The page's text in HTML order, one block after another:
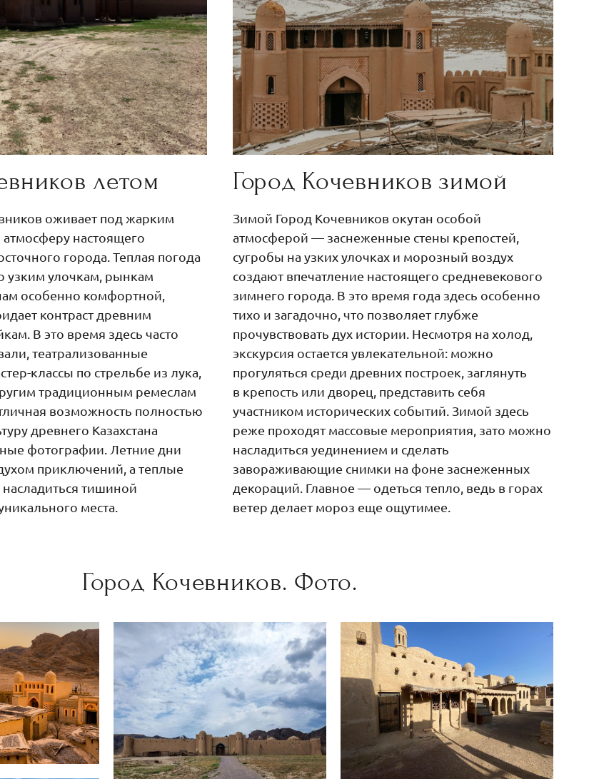
летом
оживает под жарким
настоящего
города. Теплая погода
узким улочкам, рынкам
особенно комфортной,
контраст древним
В это время здесь часто
театрализованные
классы по стрельбе из лука,
традиционным ремеслам
возможность полностью
древнего Казахстана
фотографии. Летние дни
приключений, а теплые
тишиной
места.
Город Кочевников зимой
Зимой Город Кочевников окутан особой
атмосферой — заснеженные стены крепостей,
сугробы на узких улочках и морозный воздух
создают впечатление настоящего средневекового
зимнего города. В это время года здесь особенно
тихо и загадочно, что позволяет глубже
прочувствовать дух истории. Несмотря на холод,
экскурсия остается увлекательной: можно
прогуляться среди древних построек, заглянуть
в крепость или дворец, представить себя
участником исторических событий. Зимой здесь
реже проходят массовые мероприятия, зато можно
насладиться уединением и сделать
завораживающие снимки на фоне заснеженных
декораций. Главное — одеться тепло, ведь в горах
ветер делает мороз еще ощутимее.
Город Кочевников. Фото.